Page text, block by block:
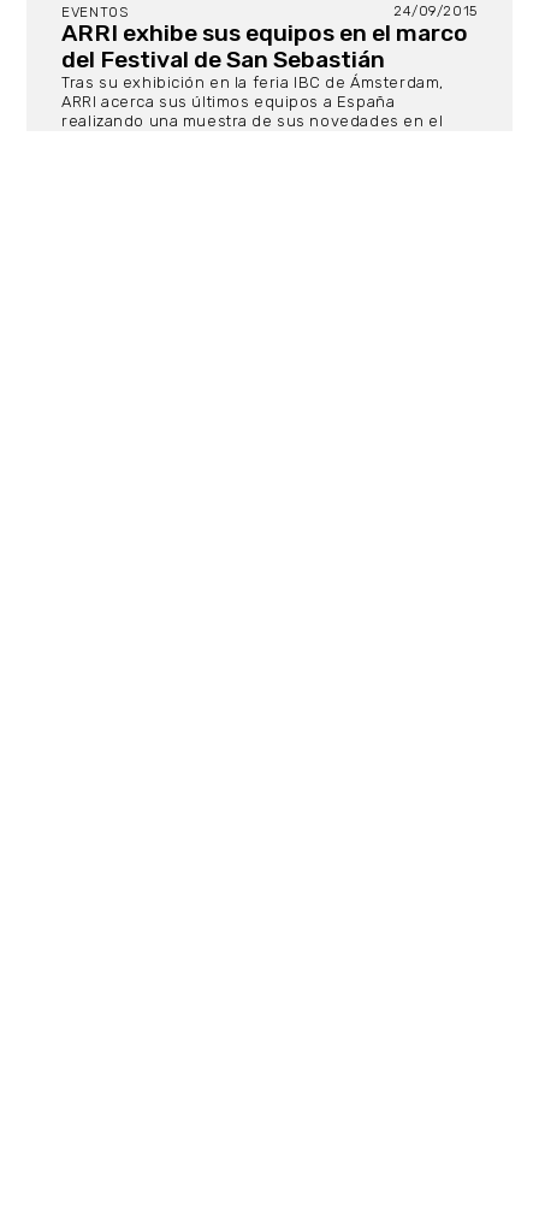
EVENTOS 24/09/2015
ARRI exhibe sus equipos en el marco
del Festival de San Sebastián
Tras su exhibición en la feria IBC de Ámsterdam,
ARRI acerca sus últimos equipos a España
realizando una muestra de sus novedades en el